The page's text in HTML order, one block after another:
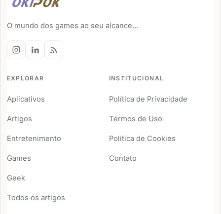
O mundo dos games ao seu alcance...
EXPLORAR
Aplicativos
Artigos
Entretenimento
Games
Geek
Todos os artigos
INSTITUCIONAL
Política de Privacidade
Termos de Uso
Política de Cookies
Contato